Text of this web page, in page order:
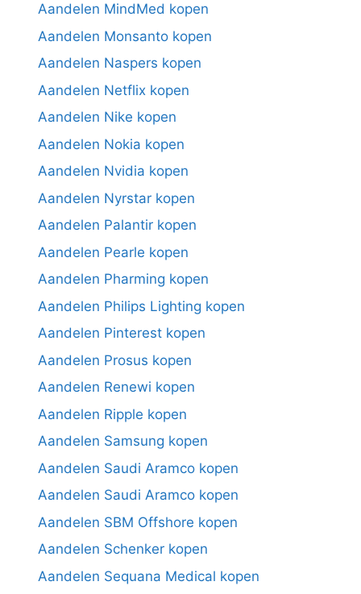
Aandelen MindMed kopen
Aandelen Monsanto kopen
Aandelen Naspers kopen
Aandelen Netflix kopen
Aandelen Nike kopen
Aandelen Nokia kopen
Aandelen Nvidia kopen
Aandelen Nyrstar kopen
Aandelen Palantir kopen
Aandelen Pearle kopen
Aandelen Pharming kopen
Aandelen Philips Lighting kopen
Aandelen Pinterest kopen
Aandelen Prosus kopen
Aandelen Renewi kopen
Aandelen Ripple kopen
Aandelen Samsung kopen
Aandelen Saudi Aramco kopen
Aandelen Saudi Aramco kopen
Aandelen SBM Offshore kopen
Aandelen Schenker kopen
Aandelen Sequana Medical kopen